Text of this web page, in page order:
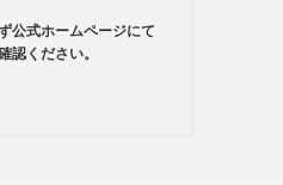
公式ホームページにて
認ください。